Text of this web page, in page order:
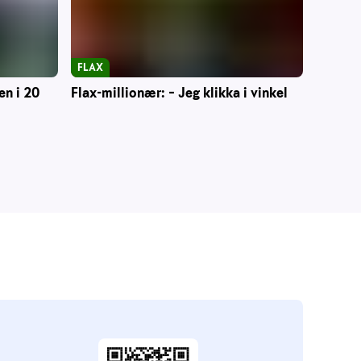
i 20 Flax-millionær: – Jeg klikka i vinkel
FLAX